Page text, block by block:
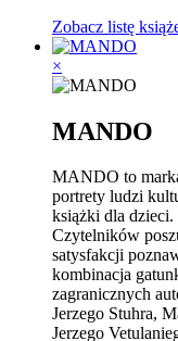
Zobacz listę
×
MANDO
MANDO to
portrety ludzi
książki dla
Czytelników
satysfakcji
kombinacja
zagranicznych
Jerzego Stuhra,
Jerzego